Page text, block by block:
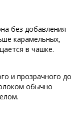
без добавления
карамельных,
в чашке.
и прозрачного до
обычно